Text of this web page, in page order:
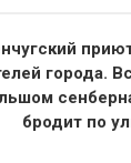
города.
бродит по